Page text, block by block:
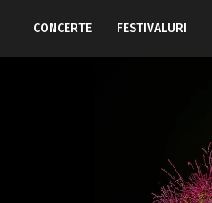
CONCERTE FESTIVALURI